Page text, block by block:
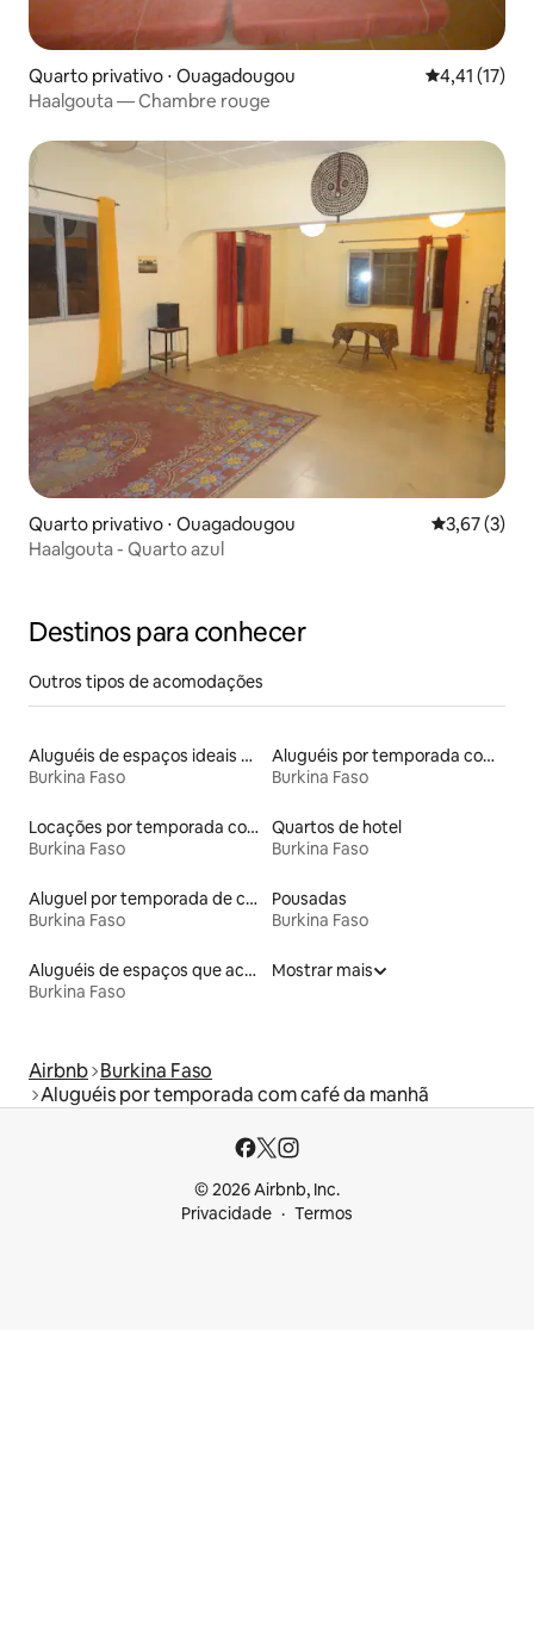
Quarto privativo ⋅ Ouagadougou 4,41 de uma
4,41 (17)
Haalgouta — Chambre rouge
Quarto privativo ⋅ Ouagadougou 3,67 de
3,67 (3)
Haalgouta - Quarto azul
Destinos para conhecer
Outros tipos de acomodações
Aluguéis de espaços ideais para famílias
Burkina Faso
Aluguéis por temporada com banheira de hidromassagem
Burkina Faso
Locações por temporada com piscina
Burkina Faso
Quartos de hotel
Burkina Faso
Aluguel por temporada de casas de hóspedes
Burkina Faso
Pousadas
Burkina Faso
Aluguéis de espaços que aceitam animais de estimação
Burkina Faso
Mostrar mais
Airbnb Burkina Faso
Aluguéis por temporada com café da manhã
© 2026 Airbnb, Inc.
Privacidade
Termos